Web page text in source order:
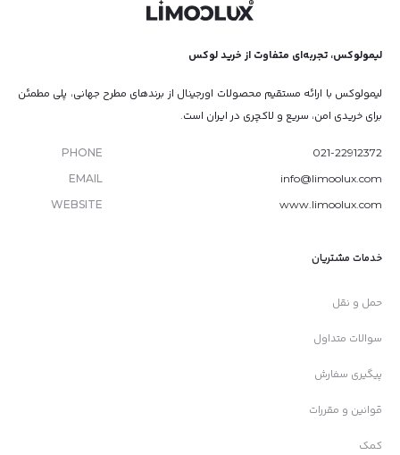
لیمولوکس، تجربه‌ای متفاوت از خرید لوکس
لیمولوکس با ارائه مستقیم محصولات اورجینال از برندهای مطرح جهانی، پلی مطمئن
برای خریدی امن، سریع و لاکچری در ایران است.
PHONE
021-22912372
EMAIL
info@limoolux.com
WEBSITE
www.limoolux.com
خدمات مشتریان
حمل و نقل
سوالات متداول
پیگیری سفارش
قوانین و مقررات
کمک